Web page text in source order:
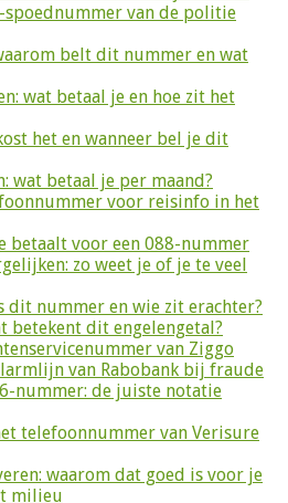
spoednummer van de politie
belt dit nummer en wat
wat betaal je en hoe zit het
het en wanneer bel je dit
wat betaal je per maand?
voor reisinfo in het
betaalt voor een 088-nummer
zo weet je of je te veel
dit nummer en wie zit erachter?
betekent dit engelengetal?
van Ziggo
van Rabobank bij fraude
nummer: de juiste notatie
telefoonnummer van Verisure
waarom dat goed is voor je
milieu